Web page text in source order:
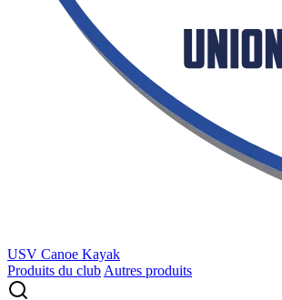
USV Canoe Kayak
Produits du club Autres produits